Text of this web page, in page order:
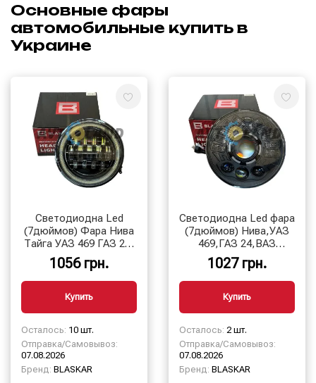
Основные фары
автомобильные купить в
Украине
Cветодиодна Led
(7дюймов) Фара Нива
Тайга УАЗ 469 ГАЗ 24,
ВАЗ 2101, Хаммер, FJ
Cruiser, w463 BLASKAR
1056 грн.
Купить
Осталось: 10 шт.
Отправка/Самовывоз:
07.08.2026
Бренд: BLASKAR
Cветодиодна Led фара
(7дюймов) Нива,УАЗ
469,ГАЗ 24,ВАЗ
2101,Хаммер,FJ
Cruiser,w463,мотоцикл
1027 грн.
Купить
Осталось: 2 шт.
Отправка/Самовывоз:
07.08.2026
Бренд: BLASKAR